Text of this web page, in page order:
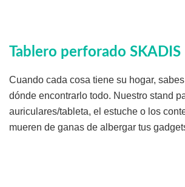
Tablero perforado SKADIS
Cuando cada cosa tiene su hogar,
dónde encontrarlo todo. Nuestro stand
auriculares/tableta, el estuche o los
mueren de ganas de albergar tus